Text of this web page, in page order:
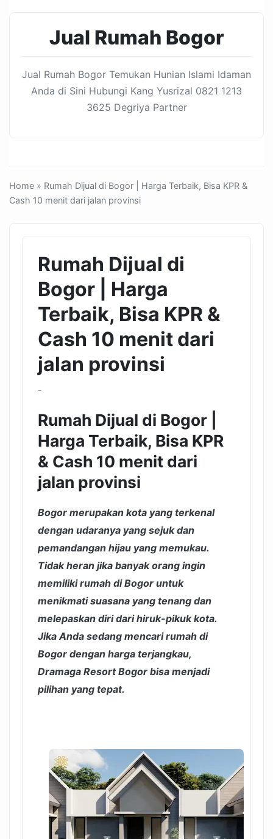
Jual Rumah Bogor
Jual Rumah Bogor Temukan Hunian Islami Idaman
Anda di Sini Hubungi Kang Yusrizal 0821 1213
3625 Degriya Partner
Home » Rumah Dijual di Bogor | Harga Terbaik, Bisa KPR &
Cash 10 menit dari jalan provinsi
Rumah Dijual di
Bogor | Harga
Terbaik, Bisa KPR &
Cash 10 menit dari
jalan provinsi
-
Rumah Dijual di Bogor |
Harga Terbaik, Bisa KPR
& Cash 10 menit dari
jalan provinsi
Bogor merupakan kota yang terkenal
dengan udaranya yang sejuk dan
pemandangan hijau yang memukau.
Tidak heran jika banyak orang ingin
memiliki rumah di Bogor untuk
menikmati suasana yang tenang dan
melepaskan diri dari hiruk-pikuk kota.
Jika Anda sedang mencari rumah di
Bogor dengan harga terjangkau,
Dramaga Resort Bogor bisa menjadi
pilihan yang tepat.